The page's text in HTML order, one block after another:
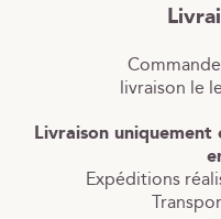
livraison le
Livraison
Expéditions